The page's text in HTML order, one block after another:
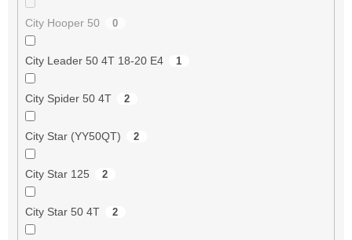
City Hooper 50 0
City Leader 50 4T 18-20 E4 1
City Spider 50 4T 2
City Star (YY50QT) 2
City Star 125 2
City Star 50 4T 2